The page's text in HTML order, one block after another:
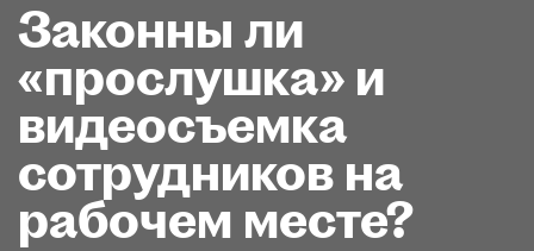
Законны ли
«прослушка» и
видеосъемка
сотрудников на
рабочем месте?